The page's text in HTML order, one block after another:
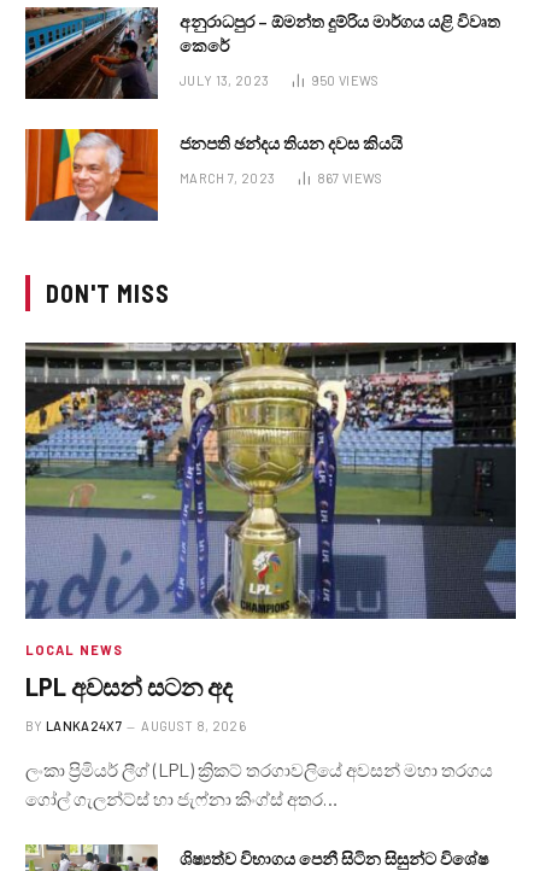
අනුරාධපුර – ඕමන්ත දුම්රිය මාර්ගය යළි විවෘත
කෙරේ
JULY 13, 2023 950 VIEWS
ජනපති ඡන්දය තියන දවස කියයි
MARCH 7, 2023 867 VIEWS
DON'T MISS
LOCAL NEWS
LPL අවසන් සටන අද
BY LANKA24X7 AUGUST 8, 2026
ලංකා ප්‍රිමියර් ලීග් (LPL) ක්‍රිකට් තරගාවලියේ අවසන් මහා තරගය
ගෝල් ගැලන්ට්ස් හා ජැෆ්නා කිංග්ස් අතර…
ශිෂ්‍යත්ව විභාගය පෙනී සිටින සිසුන්ට විශේෂ